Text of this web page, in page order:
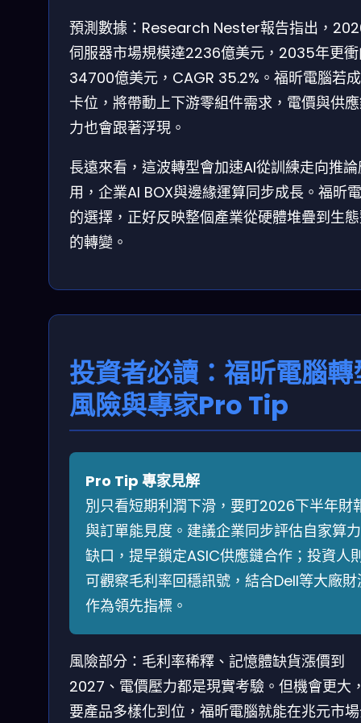
預測數據：Research Nester報告指出，
伺服器市場規模達2236億美元，2035年更
34700億美元，CAGR 35.2%。福昕電腦若
卡位，將帶動上下游零組件需求，電價與供
力也會跟著浮現。
長遠來看，這波轉型會加速AI從訓練走向推
用，企業AI BOX與邊緣運算同步成長。福昕
的選擇，正好反映整個產業從硬體堆疊到生
的轉變。
投資者必讀：福昕電腦轉
風險與專家Pro Tip
Pro Tip 專家見解
別只看短期利潤下滑，要盯2026下半年財
與訂單能見度。建議企業同步評估自家算力
缺口，提早鎖定ASIC供應鏈合作；投資人
可觀察毛利率回穩訊號，結合Dell等大廠財
作為領先指標。
風險部分：毛利率稀釋、記憶體缺貨漲價到
2027、電價壓力都是現實考驗。但機會更大
要產品多樣化到位，福昕電腦就能在兆元市